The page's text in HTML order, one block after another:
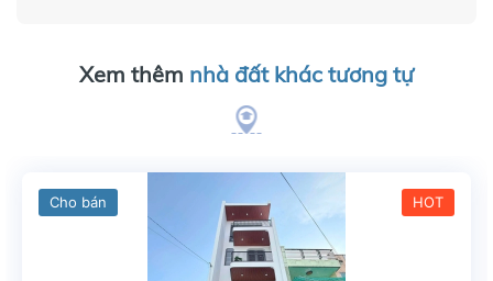
Xem thêm nhà đất khác tương tự
Cho bán HOT